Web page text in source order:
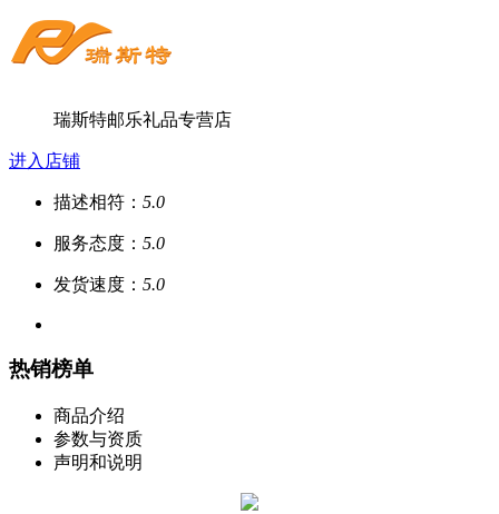
瑞斯特邮乐礼品专营店
进入店铺
描述相符： 5.0
服务态度： 5.0
发货速度： 5.0
热销榜单
商品介绍
参数与资质
声明和说明